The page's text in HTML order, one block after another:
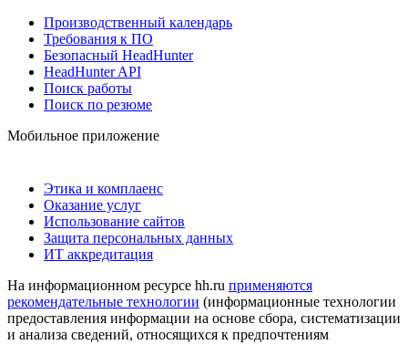
Производственный календарь
Требования к ПО
Безопасный HeadHunter
HeadHunter API
Поиск работы
Поиск по резюме
Мобильное приложение
Этика и комплаенс
Оказание услуг
Использование сайтов
Защита персональных данных
ИТ аккредитация
На информационном ресурсе hh.ru применяются
рекомендательные технологии (информационные технологии
предоставления информации на основе сбора, систематизации
и анализа сведений, относящихся к предпочтениям